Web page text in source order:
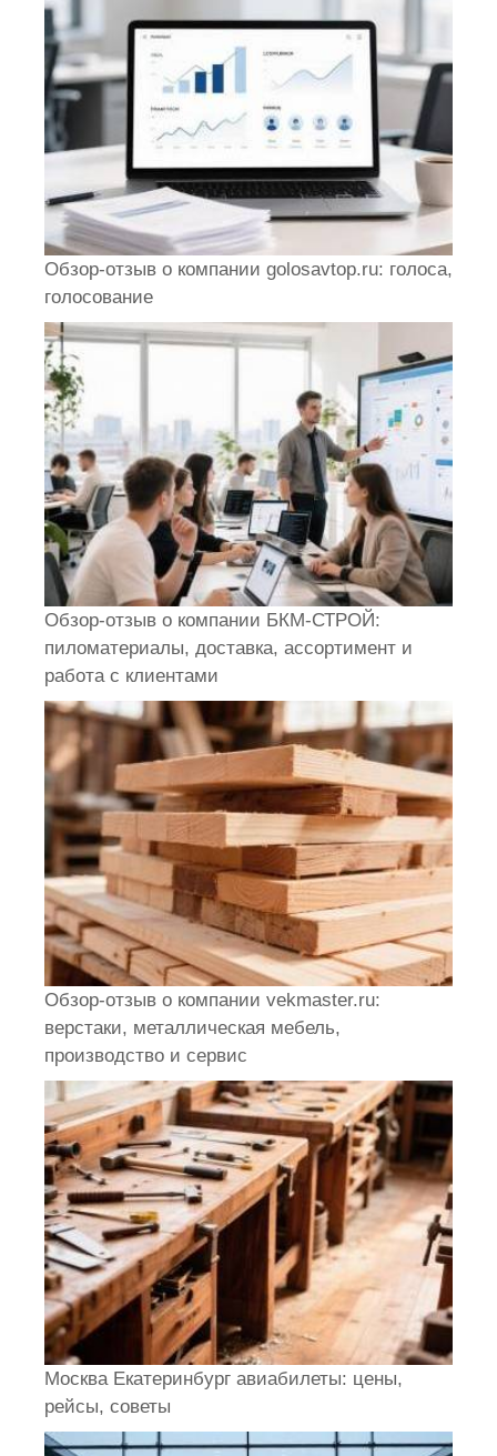
Обзор-отзыв о компании golosavtop.ru: голоса,
голосование
Обзор-отзыв о компании БКМ-СТРОЙ:
пиломатериалы, доставка, ассортимент и
работа с клиентами
Обзор-отзыв о компании vekmaster.ru:
верстаки, металлическая мебель,
производство и сервис
Москва Екатеринбург авиабилеты: цены,
рейсы, советы